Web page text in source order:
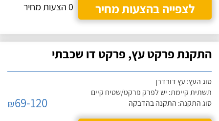
לצפייה בהצעות מחיר
0 הצעות מחיר
התקנת פרקט עץ, פרקט דו שכבתי
סוג העץ: עץ דובדבן
תשתית קיימת: יש לפרק פרקט/שטיח קיים
סוג התקנה: התקנה בהדבקה
₪69-120